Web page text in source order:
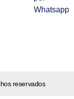
Whatsapp
reservados